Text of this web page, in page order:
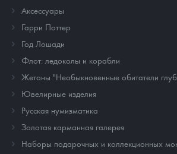
Аксессуары
Гарри Поттер
Год Лошади
Флот: ледоколы и корабли
Жетоны "Необыкновенные обитатели
Ювелирные изделия
Русская нумизматика
Золотая карманная галерея
Наборы подарочных и коллекционных